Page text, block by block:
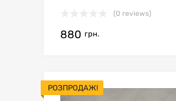
(0 reviews)
880 грн.
РОЗПРОДАЖ!